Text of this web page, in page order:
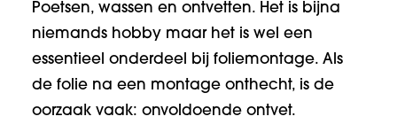
Poetsen, wassen en ontvetten. Het is bijna
niemands hobby maar het is wel een
essentieel onderdeel bij foliemontage. Als
de folie na een montage onthecht, is de
oorzaak vaak: onvoldoende ontvet.